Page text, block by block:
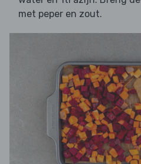
met peper en zout.